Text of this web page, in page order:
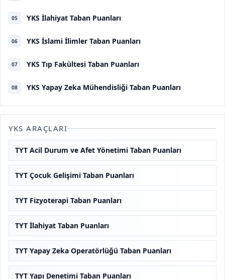
05 YKS İlahiyat Taban Puanları
06 YKS İslami İlimler Taban Puanları
07 YKS Tıp Fakültesi Taban Puanları
08 YKS Yapay Zeka Mühendisliği Taban Puanları
YKS ARAÇLARI
TYT Acil Durum ve Afet Yönetimi Taban Puanları
TYT Çocuk Gelişimi Taban Puanları
TYT Fizyoterapi Taban Puanları
TYT İlahiyat Taban Puanları
TYT Yapay Zeka Operatörlüğü Taban Puanları
TYT Yapı Denetimi Taban Puanları